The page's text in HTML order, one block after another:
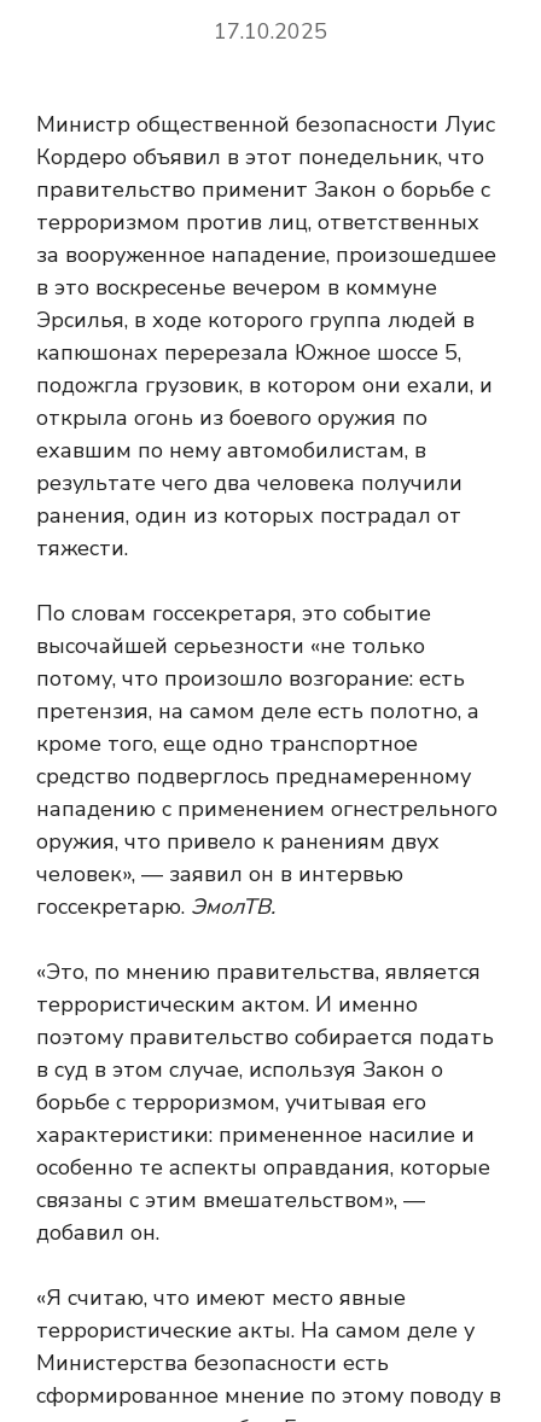
17.10.2025
Министр общественной безопасности Луис
Кордеро объявил в этот понедельник, что
правительство применит Закон о борьбе с
терроризмом против лиц, ответственных
за вооруженное нападение, произошедшее
в это воскресенье вечером в коммуне
Эрсилья, в ходе которого группа людей в
капюшонах перерезала Южное шоссе 5,
подожгла грузовик, в котором они ехали, и
открыла огонь из боевого оружия по
ехавшим по нему автомобилистам, в
результате чего два человека получили
ранения, один из которых пострадал от
тяжести.
По словам госсекретаря, это событие
высочайшей серьезности «не только
потому, что произошло возгорание: есть
претензия, на самом деле есть полотно, а
кроме того, еще одно транспортное
средство подверглось преднамеренному
нападению с применением огнестрельного
оружия, что привело к ранениям двух
человек», — заявил он в интервью
госсекретарю. ЭмолТВ.
«Это, по мнению правительства, является
террористическим актом. И именно
поэтому правительство собирается подать
в суд в этом случае, используя Закон о
борьбе с терроризмом, учитывая его
характеристики: примененное насилие и
особенно те аспекты оправдания, которые
связаны с этим вмешательством», —
добавил он.
«Я считаю, что имеют место явные
террористические акты. На самом деле у
Министерства безопасности есть
сформированное мнение по этому поводу в